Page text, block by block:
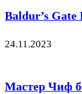
Baldur’s
24.11.2023
Мастер Чиф